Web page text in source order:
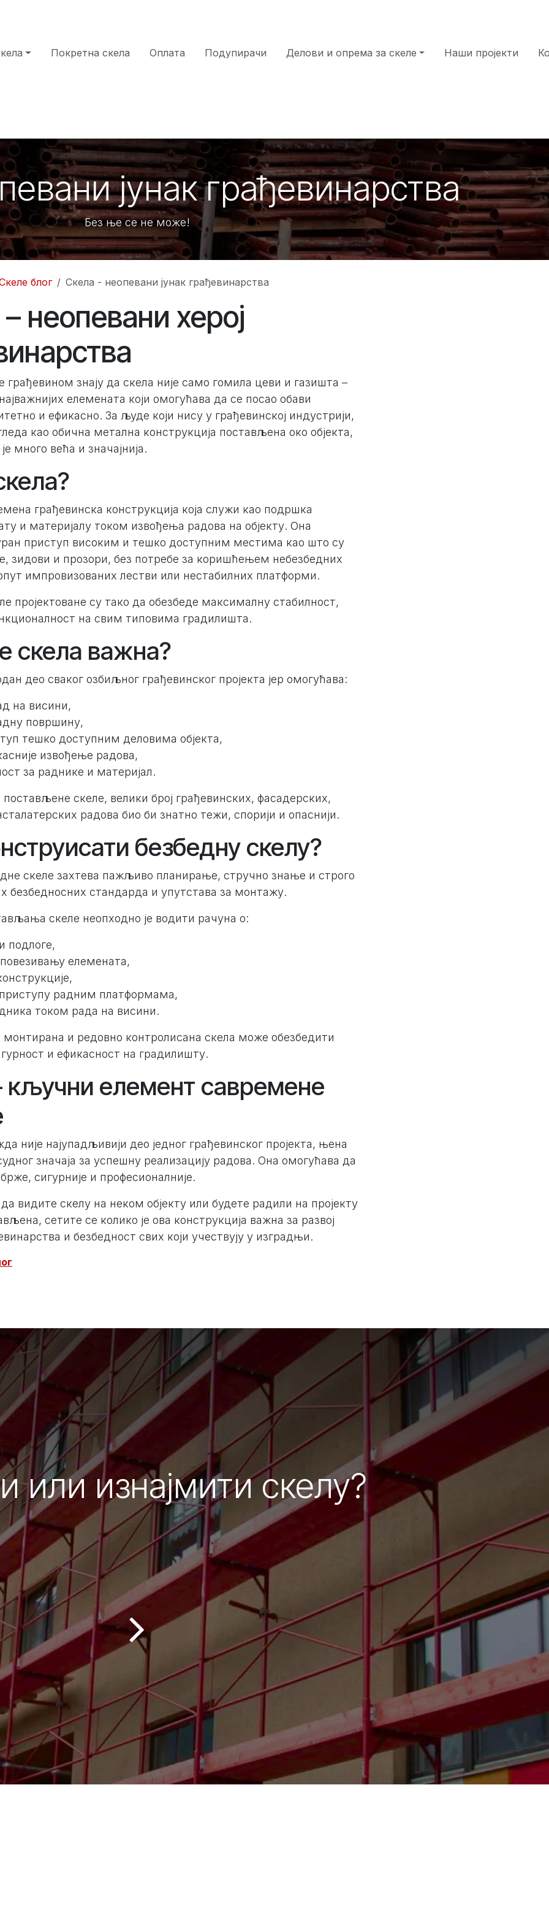
Покретна скела Оплата Подупирачи Делови и опрема за скеле Наши пројекти
јунак грађевинарства
Без ње се не може!
блог Скела - неопевани јунак грађевинарства
неопевани херој
грађевином знају да скела није само гомила цеви и газишта –
елемената који омогућава да се посао обави
и ефикасно. За људе који нису у грађевинској индустрији,
као обична метална конструкција постављена око објекта,
много већа и значајнија.
грађевинска конструкција која служи као подршка
и материјалу током извођења радова на објекту. Она
приступ високим и тешко доступним местима као што су
зидови и прозори, без потребе за коришћењем небезбедних
импровизованих лестви или нестабилних платформи.
пројектоване су тако да обезбеде максималну стабилност,
на свим типовима градилишта.
скела важна?
део сваког озбиљног грађевинског пројекта јер омогућава:
на висини,
површину,
тешко доступним деловима објекта,
извођење радова,
за раднике и материјал.
постављене скеле, велики број грађевинских, фасадерских,
радова био би знатно тежи, спорији и опаснији.
безбедну скелу?
скеле захтева пажљиво планирање, стручно знање и строго
безбедносних стандарда и упутстава за монтажу.
скеле неопходно је водити рачуна о:
подлоге,
елемената,
радним платформама,
током рада на висини.
и редовно контролисана скела може обезбедити
и ефикасност на градилишту.
кључни елемент савремене
није најупадљивији део једног грађевинског пројекта, њена
значаја за успешну реализацију радова. Она омогућава да
сигурније и професионалније.
видите скелу на неком објекту или будете радили на пројекту
сетите се колико је ова конструкција важна за развој
и безбедност свих који учествују у изградњи.
или изнајмити скелу?